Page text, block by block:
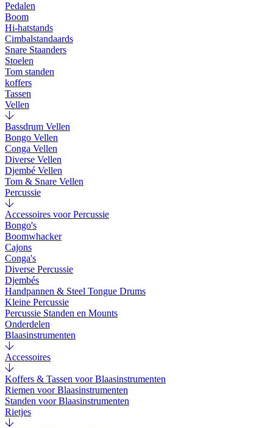
Pedalen
Boom
Hi-hatstands
Cimbalstandaards
Snare Staanders
Stoelen
Tom standen
koffers
Tassen
Vellen
Bassdrum Vellen
Bongo Vellen
Conga Vellen
Diverse Vellen
Djembé Vellen
Tom & Snare Vellen
Percussie
Accessoires voor Percussie
Bongo's
Boomwhacker
Cajons
Conga's
Diverse Percussie
Djembés
Handpannen & Steel Tongue Drums
Kleine Percussie
Percussie Standen en Mounts
Onderdelen
Blaasinstrumenten
Accessoires
Koffers & Tassen voor Blaasinstrumenten
Riemen voor Blaasinstrumenten
Standen voor Blaasinstrumenten
Rietjes